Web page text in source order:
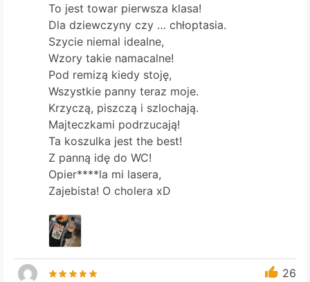
To jest towar pierwsza klasa!
Dla dziewczyny czy … chłoptasia.
Szycie niemal idealne,
Wzory takie namacalne!
Pod remizą kiedy stoję,
Wszystkie panny teraz moje.
Krzyczą, piszczą i szlochają.
Majteczkami podrzucają!
Ta koszulka jest the best!
Z panną idę do WC!
Opier****la mi lasera,
Zajebista! O cholera xD
26